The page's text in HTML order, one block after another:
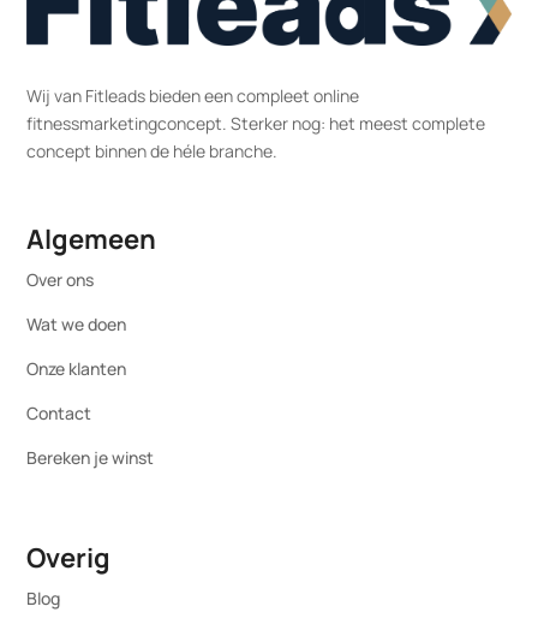
Wij van Fitleads bieden een compleet online
fitnessmarketingconcept. Sterker nog: het meest complete
concept binnen de héle branche.
Algemeen
Over ons
Wat we doen
Onze klanten
Contact
Bereken je winst
Overig
Blog